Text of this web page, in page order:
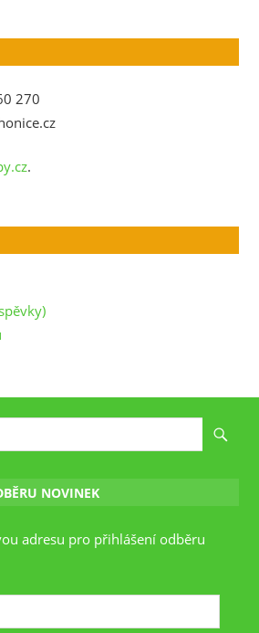
270
.
NOVINEK
adresu pro přihlášení odběru